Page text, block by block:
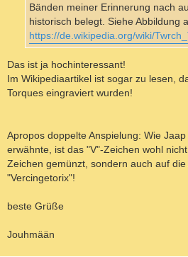
Bänden meiner Erinnerung nach
historisch belegt. Siehe Abbildung
https://de.wikipedia.org/wiki/
Das ist ja hochinteressant!
Im Wikipediaartikel ist sogar zu lesen,
Torques eingraviert wurden!
Apropos doppelte Anspielung: Wie
erwähnte, ist das "V"-Zeichen wohl
Zeichen gemünzt, sondern auch auf
"Vercingetorix"!
beste Grüße
Jouhmään